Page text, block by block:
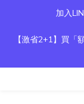
加入
【激省2+1】買「